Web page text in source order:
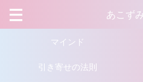
あこず
マインド
引き寄せの法則